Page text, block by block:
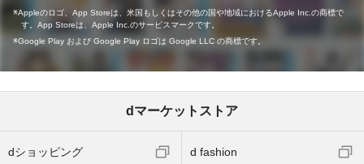
Appleのロゴ、App Storeは、米国もしくはその他の国や地域におけるApple Inc.の商標で
す。App Storeは、Apple Inc.のサービスマークです。
Google Play および Google Play ロゴは Google LLC の商標です。
dマーケットストア
dショッピング d fashion